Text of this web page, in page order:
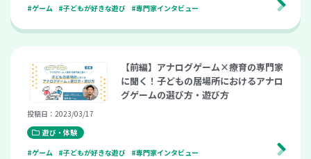
#ゲーム
#子どもが好きな遊び #専門家インタビュー
【前編】アナログゲーム×療育の専門家
に聞く！子どもの居場所におけるアナロ
グゲームの選び方・遊び方
投稿日：2023/03/17
遊び・体験
#ゲーム
#子どもが好きな遊び #専門家インタビュー